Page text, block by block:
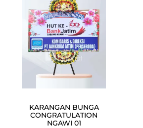
KARANGAN BUNGA
CONGRATULATION
NGAWI 01
Rp699.000.
Rp675.000.